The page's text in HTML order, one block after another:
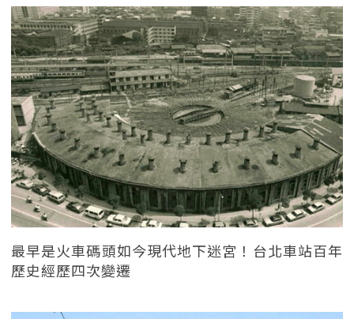
最早是火車碼頭如今現代地下迷宮！台北車站百年
歷史經歷四次變遷